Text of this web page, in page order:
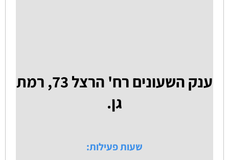
ענק השעונים רח' הרצל 73, רמת
גן.
שעות פעילות: